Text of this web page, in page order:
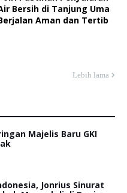
Bersih di Tanjung Uma
Aman dan Tertib
Lebih lama
Majelis Baru GKI
Jonrius Sinurat